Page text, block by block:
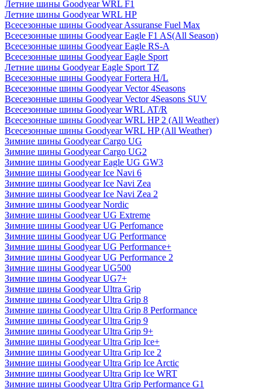
Летние шины Goodyear WRL F1
Летние шины Goodyear WRL HP
Всесезонные шины Goodyear Assuranse Fuel Max
Всесезонные шины Goodyear Eagle F1 AS(All Season)
Всесезонные шины Goodyear Eagle RS-A
Всесезонные шины Goodyear Eagle Sport
Летние шины Goodyear Eagle Sport TZ
Всесезонные шины Goodyear Fortera H/L
Всесезонные шины Goodyear Vector 4Seasons
Всесезонные шины Goodyear Vector 4Seasons SUV
Всесезонные шины Goodyear WRL AT/R
Всесезонные шины Goodyear WRL HP 2 (All Weather)
Всесезонные шины Goodyear WRL HP (All Weather)
Зимние шины Goodyear Cargo UG
Зимние шины Goodyear Cargo UG2
Зимние шины Goodyear Eagle UG GW3
Зимние шины Goodyear Ice Navi 6
Зимние шины Goodyear Ice Navi Zea
Зимние шины Goodyear Ice Navi Zea 2
Зимние шины Goodyear Nordic
Зимние шины Goodyear UG Extreme
Зимние шины Goodyear UG Perfomance
Зимние шины Goodyear UG Performance
Зимние шины Goodyear UG Performance+
Зимние шины Goodyear UG Performance 2
Зимние шины Goodyear UG500
Зимние шины Goodyear UG7+
Зимние шины Goodyear Ultra Grip
Зимние шины Goodyear Ultra Grip 8
Зимние шины Goodyear Ultra Grip 8 Performance
Зимние шины Goodyear Ultra Grip 9
Зимние шины Goodyear Ultra Grip 9+
Зимние шины Goodyear Ultra Grip Ice+
Зимние шины Goodyear Ultra Grip Ice 2
Зимние шины Goodyear Ultra Grip Ice Arctic
Зимние шины Goodyear Ultra Grip Ice WRT
Зимние шины Goodyear Ultra Grip Performance G1